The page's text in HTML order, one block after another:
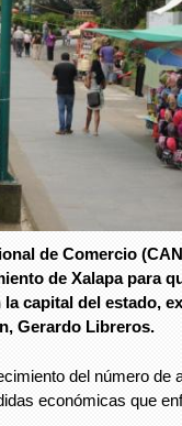
Foto: AVC
de Comercio
de Xalapa para
capital del estado,
Gerardo Libreros.
del número de
económicas que